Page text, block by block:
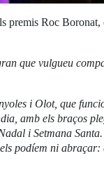
Roc Boronat,
que vulgueu
i Olot, que
amb els braços
i Setmana
podíem ni